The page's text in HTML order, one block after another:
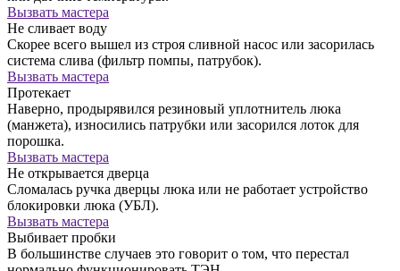
Вызвать мастера
Не сливает воду
Скорее всего вышел из строя сливной насос или засорилась
система слива (фильтр помпы, патрубок).
Вызвать мастера
Протекает
Наверно, продырявился резиновый уплотнитель люка
(манжета), износились патрубки или засорился лоток для
порошка.
Вызвать мастера
Не открывается дверца
Сломалась ручка дверцы люка или не работает устройство
блокировки люка (УБЛ).
Вызвать мастера
Выбивает пробки
В большинстве случаев это говорит о том, что перестал